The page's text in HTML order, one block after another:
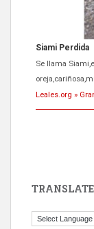
Siami Perdida
Se llama
Leales.org »
El